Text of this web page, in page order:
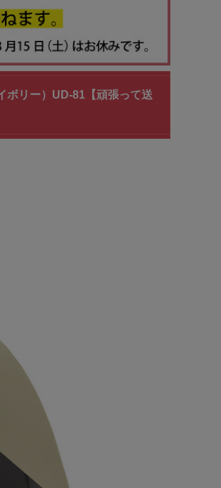
ボリー）UD-81【頑張って送